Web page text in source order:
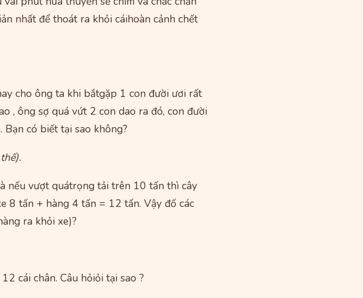
nhất để thoát ra khỏi cáihoàn cảnh chết
cho ông ta khi bắtgặp 1 con đười ươi rất
, ông sợ quá vứt 2 con dao ra đó, con đười
có biết tại sao không?
nếu vượt quátrọng tải trên 10 tấn thì cây
8 tấn + hàng 4 tấn = 12 tấn. Vậy đố các
ra khỏi xe)?
cái chân. Câu hỏiỏi tại sao ?